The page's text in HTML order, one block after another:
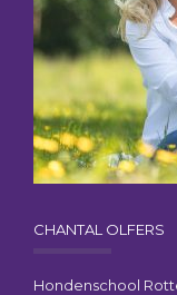
CHANTAL OLFERS
Hondenschool